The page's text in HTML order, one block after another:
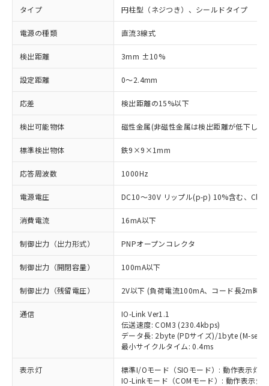
タイプ 円柱型（ネジつき）、シールドタイプ
電源の種類 直流3線式
検出距離 3mm ±10%
設定距離 0～2.4mm
応差 検出距離の15%以下
検出可能物体 磁性金属(非磁性金属は検出距離が低下しま
標準検出物体 鉄9×9×1mm
応答周波数 1000Hz
電源電圧 DC10～30V リップル(p-p) 10%含む、
消費電流 16mA以下
制御出力（出力形式） PNPオープンコレクタ
制御出力（開閉容量） 100mA以下
制御出力（残留電圧） 2V以下 (負荷電流100mA、コード長2m時)
通信
IO-Link Ver1.1
伝送速度: COM3 (230.4kbps)
データ長: 2byte (PDサイズ)/1byte (M-
最小サイクルタイム: 0.4ms
表示灯
標準I/Oモード（SIOモード）: 動作表示灯(
IO-Linkモード（COMモード）: 動作表示